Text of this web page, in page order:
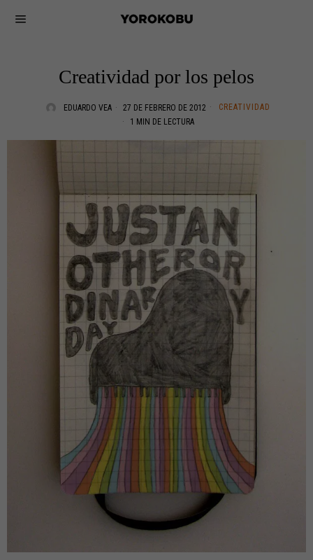
Creatividad por los pelos
EDUARDO VEA 27 DE FEBRERO DE 2012
CREATIVIDAD
1 MIN DE LECTURA